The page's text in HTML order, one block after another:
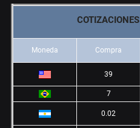
COTIZACIONES
Moneda Compra
39
7
0.02